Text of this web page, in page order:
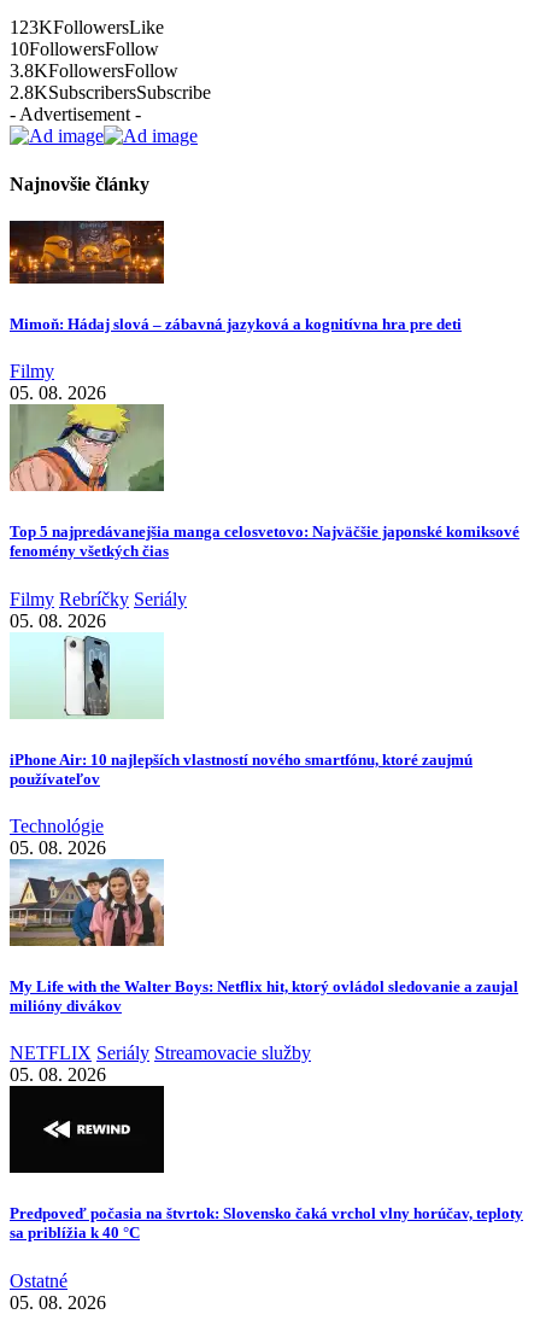
123KFollowersLike
10FollowersFollow
3.8KFollowersFollow
2.8KSubscribersSubscribe
- Advertisement -
Najnovšie články
Mimoň: Hádaj slová – zábavná jazyková a kognitívna hra pre deti
Filmy
05. 08. 2026
Top 5 najpredávanejšia manga celosvetovo: Najväčšie japonské komiksové
fenomény všetkých čias
Filmy Rebríčky Seriály
05. 08. 2026
iPhone Air: 10 najlepších vlastností nového smartfónu, ktoré zaujmú
používateľov
Technológie
05. 08. 2026
My Life with the Walter Boys: Netflix hit, ktorý ovládol sledovanie a zaujal
milióny divákov
NETFLIX Seriály Streamovacie služby
05. 08. 2026
Predpoveď počasia na štvrtok: Slovensko čaká vrchol vlny horúčav, teploty
sa priblížia k 40 °C
Ostatné
05. 08. 2026